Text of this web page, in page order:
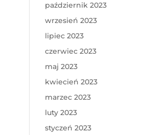
październik 2023
wrzesień 2023
lipiec 2023
czerwiec 2023
maj 2023
kwiecień 2023
marzec 2023
luty 2023
styczeń 2023